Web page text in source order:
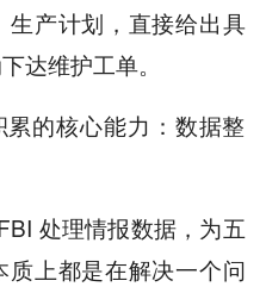
生产计划，直接给出具
达维护工单。
的核心能力：数据整
处理情报数据，为五
上都是在解决一个问